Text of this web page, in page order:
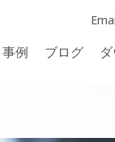
事例 ブログ